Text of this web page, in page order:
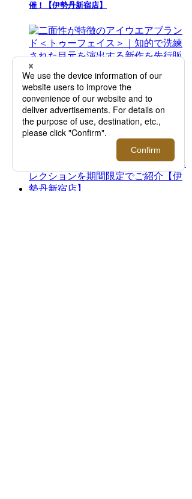
催！【伊勢丹新宿店】
2026.07.29 - 08.11
二面性が特徴のアイウエアブランド＜トゥー
フェイス＞｜知的で洗練された目元を演出す
る新作を先行販売！【伊勢丹新宿店】